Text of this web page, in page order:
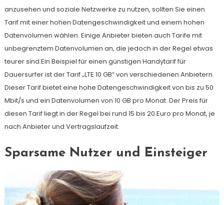
anzusehen und soziale Netzwerke zu nutzen, sollten Sie einen
Tarif mit einer hohen Datengeschwindigkeit und einem hohen
Datenvolumen wählen. Einige Anbieter bieten auch Tarife mit
unbegrenztem Datenvolumen an, die jedoch in der Regel etwas
teurer sind.Ein Beispiel für einen günstigen Handytarif für
Dauersurfer ist der Tarif „LTE 10 GB“ von verschiedenen Anbietern.
Dieser Tarif bietet eine hohe Datengeschwindigkeit von bis zu 50
Mbit/s und ein Datenvolumen von 10 GB pro Monat. Der Preis für
diesen Tarif liegt in der Regel bei rund 15 bis 20 Euro pro Monat, je
nach Anbieter und Vertragslaufzeit.
Sparsame Nutzer und Einsteiger